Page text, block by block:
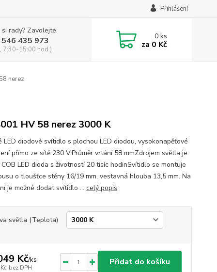
Přihlášení
rady? Zavolejte.
435 973
7:30-15:00 hod.)
0ks
za 0 Kč
nerez
HV 58 nerez 3000 K
LED diodové svítidlo s plochou LED diodou, vysokonapěťové
přímo ze sítě 230 V.Průměr vrtání 58 mmZdrojem světla je
LED dioda s životností 20 tisíc hodinSvítidlo se montuje
o tloušťce stěny 16/19 mm, vestavná hlouba 13,5 mm. Na
je možné dodat svítidlo ... celý popis
světla (Teplota)
Kč/ks
bez DPH
Přidat do košíku